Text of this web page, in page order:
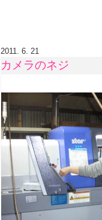
2011. 6. 21
カメラのネジ